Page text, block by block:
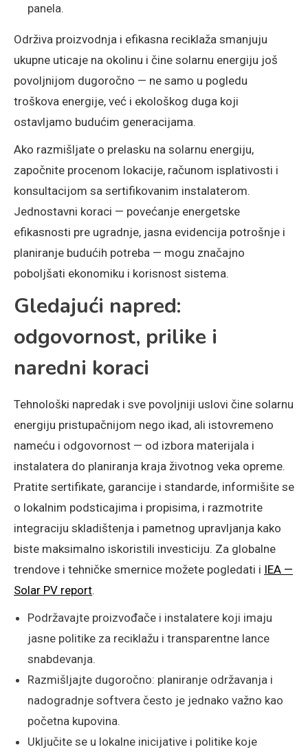
panela.
Održiva proizvodnja i efikasna reciklaža smanjuju
ukupne uticaje na okolinu i čine solarnu energiju još
povoljnijom dugoročno — ne samo u pogledu
troškova energije, već i ekološkog duga koji
ostavljamo budućim generacijama.
Ako razmišljate o prelasku na solarnu energiju,
započnite procenom lokacije, računom isplativosti i
konsultacijom sa sertifikovanim instalaterom.
Jednostavni koraci — povećanje energetske
efikasnosti pre ugradnje, jasna evidencija potrošnje i
planiranje budućih potreba — mogu značajno
poboljšati ekonomiku i korisnost sistema.
Gledajući napred:
odgovornost, prilike i
naredni koraci
Tehnološki napredak i sve povoljniji uslovi čine solarnu
energiju pristupačnijom nego ikad, ali istovremeno
nameću i odgovornost — od izbora materijala i
instalatera do planiranja kraja životnog veka opreme.
Pratite sertifikate, garancije i standarde, informišite se
o lokalnim podsticajima i propisima, i razmotrite
integraciju skladištenja i pametnog upravljanja kako
biste maksimalno iskoristili investiciju. Za globalne
trendove i tehničke smernice možete pogledati i IEA —
Solar PV report.
Podržavajte proizvođače i instalatere koji imaju
jasne politike za reciklažu i transparentne lance
snabdevanja.
Razmišljajte dugoročno: planiranje održavanja i
nadogradnje softvera često je jednako važno kao
početna kupovina.
Uključite se u lokalne inicijative i politike koje